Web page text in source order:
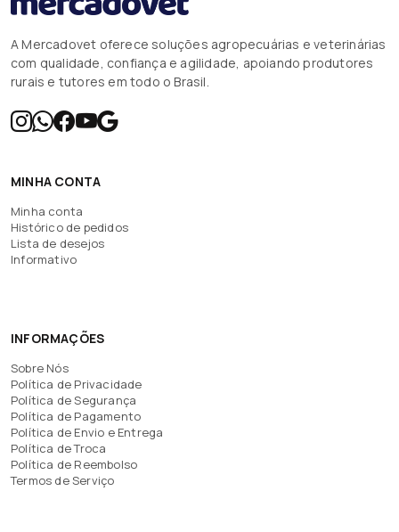
A Mercadovet oferece soluções agropecuárias e veterinárias
com qualidade, confiança e agilidade, apoiando produtores
rurais e tutores em todo o Brasil.
MINHA CONTA
Minha conta
Histórico de pedidos
Lista de desejos
Informativo
INFORMAÇÕES
Sobre Nós
Política de Privacidade
Política de Segurança
Política de Pagamento
Política de Envio e Entrega
Política de Troca
Política de Reembolso
Termos de Serviço